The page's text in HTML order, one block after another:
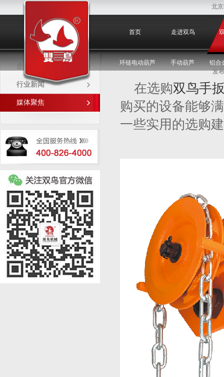
北
首页 走进双鸟
环链电动葫芦 手动葫芦 铝合
媒体聚焦
企业新闻
行业新闻
媒体聚焦
发
在选购双鸟手
购买的设备能够
一些实用的选购